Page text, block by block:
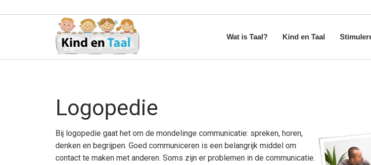
Wat is Taal?
Taalgebruik
Kind en Taal
Logopedie
Bij logopedie gaat het om de mondelinge communicatie: spreken, horen,
denken en begrijpen. Goed communiceren is een belangrijk middel om
contact te maken met anderen. Soms zijn er problemen in de communicatie.